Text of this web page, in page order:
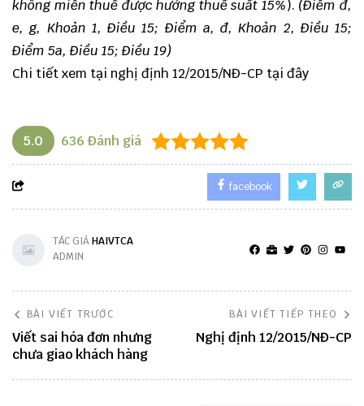
không miễn thuế được hưởng thuế suất 15%). (Điểm đ,
e, g, Khoản 1, Điều 15; Điểm a, đ, Khoản 2, Điều 15;
Điểm 5a, Điều 15; Điều 19)
Chi tiết xem tại nghị định 12/2015/NĐ-CP tại đây
5.0 636 Đánh giá
facebook
TÁC GIẢHAIVTCA
ADMIN
BÀI VIẾT TRƯỚC
Viết sai hóa đơn nhưng
chưa giao khách hàng
BÀI VIẾT TIẾP THEO
Nghị định 12/2015/NĐ-CP